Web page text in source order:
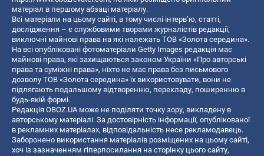
матеріал в першому абзаці матеріалу.
Всі матеріали на цьому сайті, в тому числі інтерв’ю, статті,
дослідження – є службовими творами журналістів редакції,
виключні майнові права на які належать ТОВ «Золота середина».
На всі опубліковані фотоматеріали Getty Images редакція має
майнові права, які захищаються законом України «Про авторські
права та суміжні права», ніхто не має права без письмового
дозволу ТОВ «Золота середина» їх використовувати, вони не
підлягають подальшому відтворенню, перекладу, поширенню в
будь-якій формі.
Редакція OBOZ.UA може не поділяти точку зору, викладену в
авторському матеріалі. За достовірність інформації, опублікованої
в рекламних матеріалах, відповідальність несе рекламодавець.
Заборонено використання матеріалів розміщених на цьому сайті,
хоч із зазначенням гіперпосилання на сторінку цього сайту,